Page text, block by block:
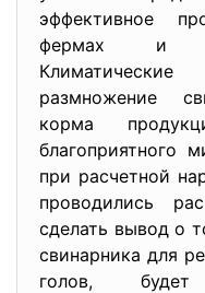
эффективное
фермах и
размножение
корма
благоприятного
при расчетной
проводились
сделать вывод о
свинарника для
голов, будет